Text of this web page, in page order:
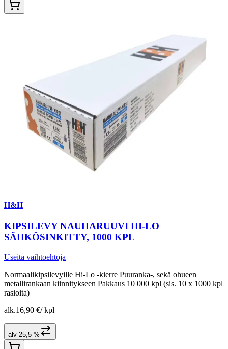
H&H
KIPSILEVY NAUHARUUVI HI-LO
SÄHKÖSINKITTY, 1000 KPL
Useita vaihtoehtoja
Normaalikipsilevyille Hi-Lo -kierre Puuranka-, sekä ohueen
metallirankaan kiinnitykseen Pakkaus 10 000 kpl (sis. 10 x 1000 kpl
rasioita)
alk.16,90 €/ kpl
alv 25,5 %